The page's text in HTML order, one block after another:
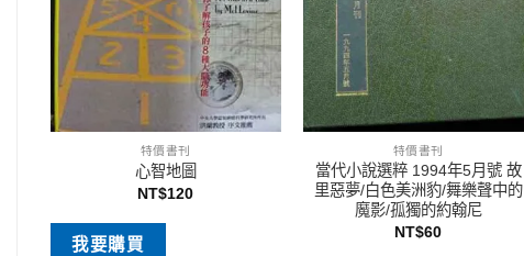
特價書刊
心智地圖
NT$120
我要購買
特價書刊
當代小說選粹 1994年5月號 故
里惡夢/白色美洲豹/舞樂聲中的
魔影/孤獨的約翰尼
NT$60